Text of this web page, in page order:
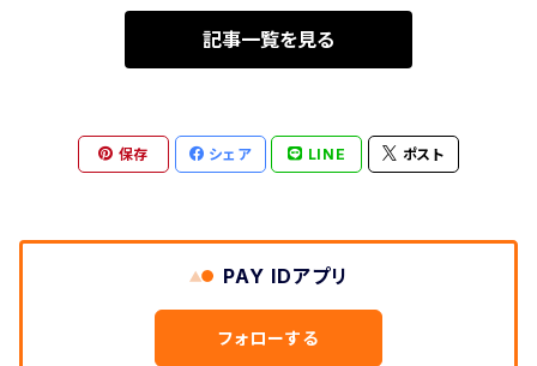
記事一覧を見る
保存 シェア LINE ポスト
PAY IDアプリ
フォローする